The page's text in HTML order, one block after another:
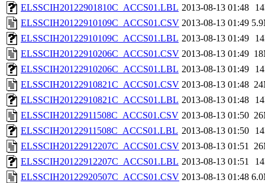
ELSSCIH20122901810C_ACCS01.LBL 2013-08-13 01:48
ELSSCIH20122910109C_ACCS01.CSV 2013-08-13 01:49
ELSSCIH20122910109C_ACCS01.LBL 2013-08-13 01:49
ELSSCIH20122910206C_ACCS01.CSV 2013-08-13 01:49
ELSSCIH20122910206C_ACCS01.LBL 2013-08-13 01:49
ELSSCIH20122910821C_ACCS01.CSV 2013-08-13 01:48
ELSSCIH20122910821C_ACCS01.LBL 2013-08-13 01:48
ELSSCIH20122911508C_ACCS01.CSV 2013-08-13 01:50
ELSSCIH20122911508C_ACCS01.LBL 2013-08-13 01:50
ELSSCIH20122912207C_ACCS01.CSV 2013-08-13 01:51
ELSSCIH20122912207C_ACCS01.LBL 2013-08-13 01:51
ELSSCIH20122920507C_ACCS01.CSV 2013-08-13 01:48